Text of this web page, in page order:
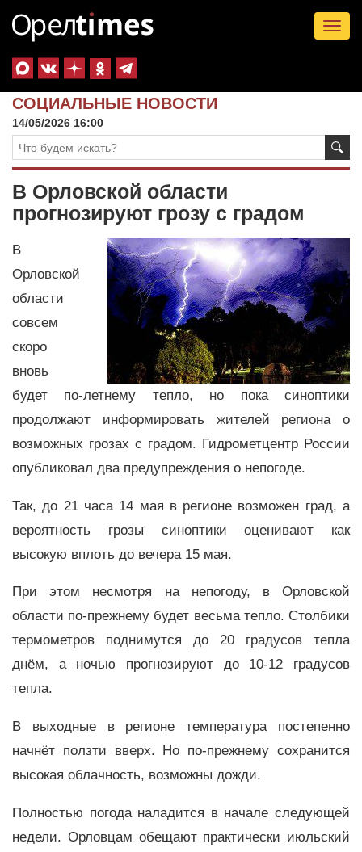
СОЦИАЛЬНЫЕ НОВОСТИ
14/05/2026 16:00
В Орловской области
прогнозируют грозу с градом
В
Орловской
области
совсем
скоро
вновь
будет по-летнему тепло, но пока синоптики
продолжают информировать жителей региона о
возможных грозах с градом. Гидрометцентр России
опубликовал два предупреждения о непогоде.
Так, до 21 часа 14 мая в регионе возможен град, а
вероятность грозы синоптики оценивают как
высокую вплоть до вечера 15 мая.
При этом несмотря на непогоду, в Орловской
области по-прежнему будет весьма тепло. Столбики
термометров поднимутся до 20 градусов тепла
днём, а ночью прогнозируют до 10-12 градусов
тепла.
В выходные в регионе температура постепенно
начнёт ползти вверх. Но по-прежнему сохранится
высокая облачность, возможны дожди.
Полностью погода наладится в начале следующей
недели. Орловцам обещают практически июльский